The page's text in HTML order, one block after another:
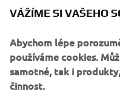
je kompaktní, obratný a
prvotřídní spolehlivostí.
zrychlení, nulovým
velmi chytrý způsob
hubičku!
VÁŽÍME SI VAŠEHO
Abychom lépe
používáme cookies.
samotné, tak i
činnost.